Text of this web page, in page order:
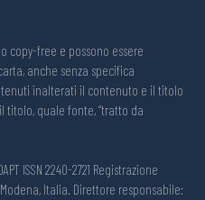
copy-free e possono essere
anche senza specifica
inalterati il contenuto e il titolo
titolo, quale fonte, “tratto da
ISSN 2240-2721 Registrazione
Italia. Direttore responsabile: